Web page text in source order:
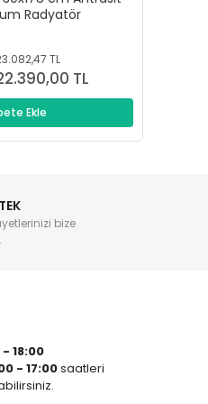
Radyatör
TL
TL
Ekle
bize
18:00
- 17:00saatleri